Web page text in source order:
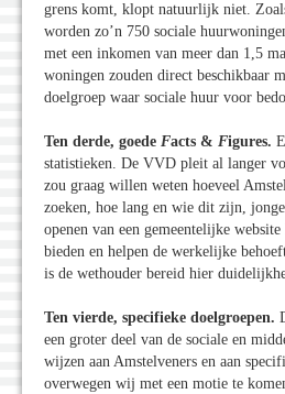
grens komt, klopt natuurlijk niet.
worden zo’n 750 sociale
met een inkomen van meer dan 1,5
woningen zouden direct beschikbaar
doelgroep waar sociale huur voor
Ten derde, goede Facts & Figures.
statistieken. De VVD pleit al langer
zou graag willen weten hoeveel
zoeken, hoe lang en wie dit zijn,
openen van een gemeentelijke
bieden en helpen de werkelijke
is de wethouder bereid hier
Ten vierde, specifieke doelgroepen.
een groter deel van de sociale en
wijzen aan Amstelveners en aan
overwegen wij met een motie te